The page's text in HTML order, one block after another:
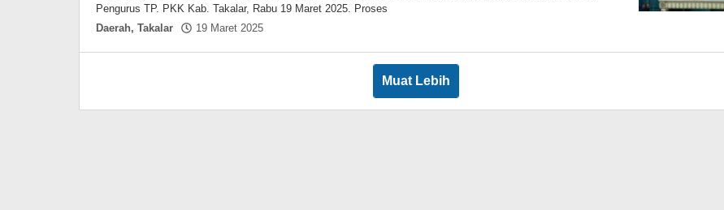
Pengurus TP. PKK Kab. Takalar, Rabu 19 Maret 2025. Proses
Daerah, Takalar 19 Maret 2025
Muat Lebih